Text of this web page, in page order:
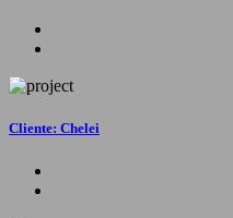
Cliente: Chelei